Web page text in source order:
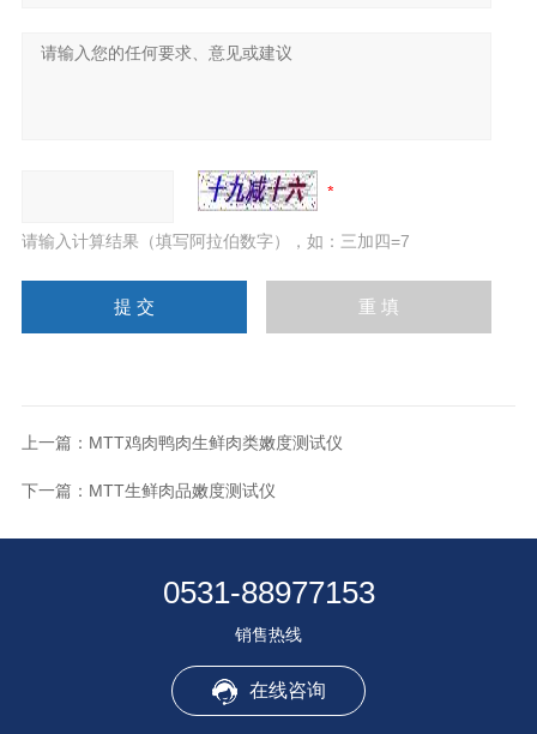
请输入计算结果（填写阿拉伯数字），如：三加四=7
上一篇： MTT鸡肉鸭肉生鲜肉类嫩度测试仪
下一篇： MTT生鲜肉品嫩度测试仪
0531-88977153
销售热线
在线咨询